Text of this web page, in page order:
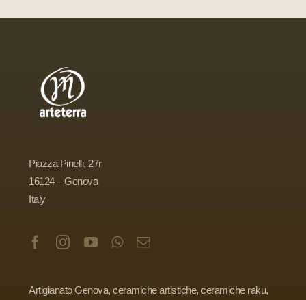
Piazza Pinelli, 27r
16124 – Genova
Italy
Artigianato Genova, ceramiche artistiche, ceramiche raku,